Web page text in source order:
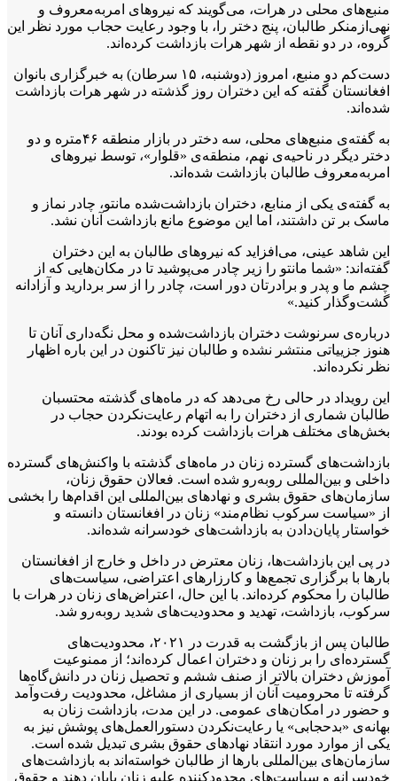
منبع‌های محلی در هرات، می‌گویند که نیروهای امربه‌معروف و
نهی‌ازمنکر طالبان، پنج دختر را، با وجود رعایت حجاب مورد نظر این
گروه، در دو نقطه از شهر هرات بازداشت کرده‌اند.
دست‌کم دو منبع، امروز (دوشنبه، ۱۵ سرطان) به خبرگزاری بانوان
افغانستان گفته‌ که این دختران روز گذشته در شهر هرات بازداشت
شده‌اند.
به گفته‌ی منبع‌های محلی، سه دختر در بازار منطقه ۴۶متره و دو
دختر دیگر در ناحیه‌ی نهم، منطقه‌ی «قلوار»، توسط نیروهای
امربه‌معروف طالبان بازداشت شده‌اند.
به گفته‌ی یکی از منابع، دختران بازداشت‌شده مانتو، چادر نماز و
ماسک بر تن داشتند، اما این موضوع مانع بازداشت آنان نشد.
این شاهد عینی، می‌افزاید که نیروهای طالبان به این دختران
گفته‌اند: «شما مانتو را زیر چادر می‌پوشید تا در مکان‌هایی که از
چشم ما و پدر و برادرتان دور است، چادر را از سر بردارید و آزادانه
گشت‌وگذار کنید.»
درباره‌ی سرنوشت دختران بازداشت‌شده و محل نگه‌داری آنان تا
هنوز جزییاتی منتشر نشده و طالبان نیز تاکنون در این باره اظهار
نظر نکرده‌اند.
این رویداد در حالی رخ می‌دهد که در ماه‌های گذشته محتسبان
طالبان شماری از دختران را به اتهام رعایت‌نکردن حجاب در
بخش‌های مختلف هرات بازداشت کرده بودند.
بازداشت‌های گسترده زنان در ماه‌های گذشته با واکنش‌های گسترده
داخلی و بین‌المللی روبه‌رو شده است. فعالان حقوق زنان،
سازمان‌های حقوق بشری و نهادهای بین‌المللی این اقدام‌ها را بخشی
از «سیاست سرکوب نظام‌مند» زنان در افغانستان دانسته و
خواستار پایان‌دادن به بازداشت‌های خودسرانه شده‌اند.
در پی این بازداشت‌ها، زنان معترض در داخل و خارج از افغانستان
بارها با برگزاری تجمع‌ها و کارزارهای اعتراضی، سیاست‌های
طالبان را محکوم کرده‌اند. با این حال، اعتراض‌های زنان در هرات با
سرکوب، بازداشت، تهدید و محدودیت‌های شدید روبه‌رو شد.
طالبان پس از بازگشت به قدرت در ۲۰۲۱، محدودیت‌های
گسترده‌ای را بر زنان و دختران اعمال کرده‌اند؛ از ممنوعیت
آموزش دختران بالاتر از صنف ششم و تحصیل زنان در دانش‌گاه‌ها
گرفته تا محرومیت آنان از بسیاری از مشاغل، محدودیت رفت‌وآمد
و حضور در امکان‌های عمومی. در این مدت، بازداشت زنان به
بهانه‌ی «بدحجابی» یا رعایت‌نکردن دستورالعمل‌های پوشش نیز به
یکی از موارد مورد انتقاد نهادهای حقوق بشری تبدیل شده است.
سازمان‌های بین‌المللی بارها از طالبان خواسته‌اند به بازداشت‌های
خودسرانه و سیاست‌های محدودکننده علیه زنان پایان دهند و حقوق